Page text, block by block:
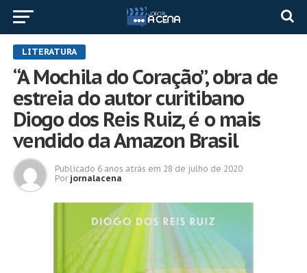
LITERATURA
“A Mochila do Coração”, obra de
estreia do autor curitibano
Diogo dos Reis Ruiz, é o mais
vendido da Amazon Brasil
Publicado 6 anos atrás em 28 de julho de 2020
Por jornalacena